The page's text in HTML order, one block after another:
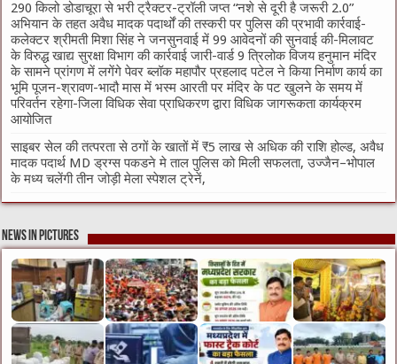
290 किलो डोडाचूरा से भरी ट्रैक्टर-ट्रॉली जप्त “नशे से दूरी है जरूरी 2.0”
अभियान के तहत अवैध मादक पदार्थों की तस्करी पर पुलिस की प्रभावी कार्रवाई-
कलेक्टर श्रीमती मिशा सिंह ने जनसुनवाई में 99 आवेदनों की सुनवाई की-मिलावट
के विरुद्ध खाद्य सुरक्षा विभाग की कार्रवाई जारी-वार्ड 9 त्रिलोक विजय हनुमान मंदिर
के सामने प्रांगण में लगेंगे पेवर ब्लॉक महापौर प्रहलाद पटेल ने किया निर्माण कार्य का
भूमि पूजन-श्रावण-भादौ मास में भस्म आरती पर मंदिर के पट खुलने के समय में
परिवर्तन रहेगा-जिला विधिक सेवा प्राधिकरण द्वारा विधिक जागरूकता कार्यक्रम
आयोजित
साइबर सेल की तत्परता से ठगों के खातों में ₹5 लाख से अधिक की राशि होल्ड, अवैध
मादक पदार्थ MD ड्रग्स पकडने मे ताल पुलिस को मिली सफलता, उज्जैन–भोपाल
के मध्य चलेंगी तीन जोड़ी मेला स्पेशल ट्रेनें,
News in Pictures